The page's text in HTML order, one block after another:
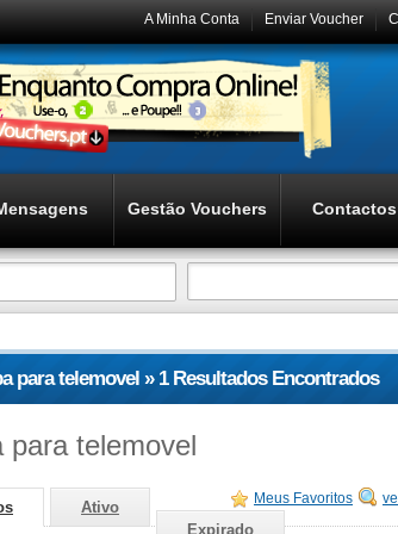
Enviar Voucher
A Minha Conta
Gestão Vouchers Contactos
para telemovel » 1 Resultados Encontrados
para telemovel
Meus Favoritos
Ativo
Expirado